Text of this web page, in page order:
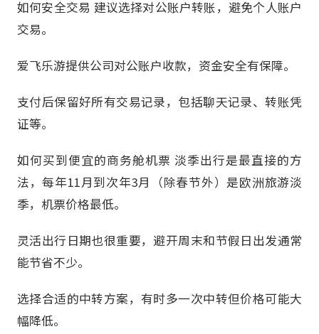
如何安全交易 建议选择对公账户转账，避免个人账户
交易。
爱飞乐游提供公司对公账户收款，资金安全有保障。
支付后保留好所有交易记录，包括聊天记录、转账凭
证等。
如何买到便宜的商务舱机票 淡季出行是最直接的方
法，每年11月到次年3月（除春节外）是欧洲旅游淡
季，机票价格最低。
灵活出行日期也很重要，避开周末和节假日出发通常
能节省不少。
选择合适的中转方案，有时多一次中转但价格可能大
幅降低。